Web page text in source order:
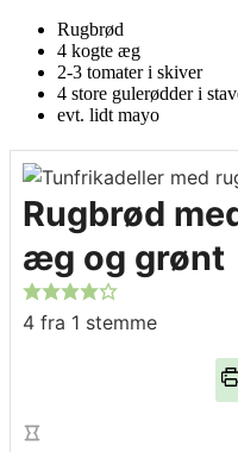
Rugbrød
4 kogte æg
2-3 tomater i skiver
4 store gulerødder i
evt. lidt mayo
Rugbrød
æg og grønt
4 fra 1 stemme